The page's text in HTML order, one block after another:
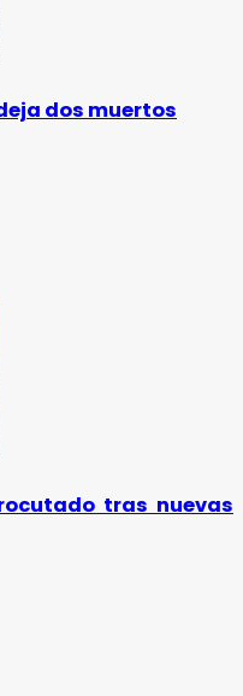
dos muertos
tras nuevas